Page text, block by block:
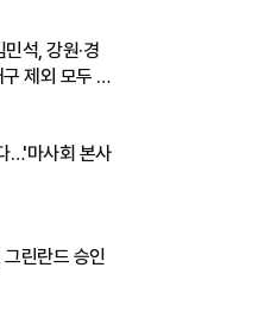
석, 강원·경
제외 모두 웃
…'마사회 본사
린란드 승인